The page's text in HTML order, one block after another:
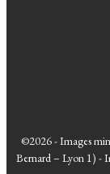
©2026 - Images
Bernard – Lyon 1) -